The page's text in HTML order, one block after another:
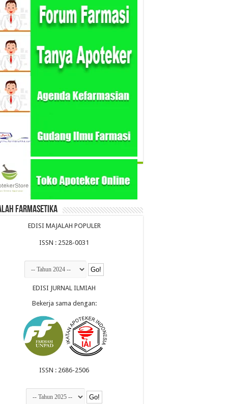
Farmasetika
EDISI MAJALAH POPULER
ISSN : 2528-0031
EDISI JURNAL ILMIAH
Bekerja sama dengan:
ISSN : 2686-2506